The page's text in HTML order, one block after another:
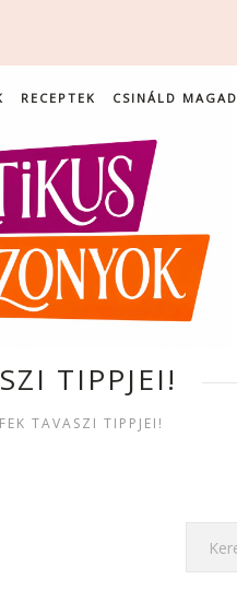
RECEPTEK CSINÁLD MAGAD
TIPPJEI!
TAVASZI TIPPJEI!